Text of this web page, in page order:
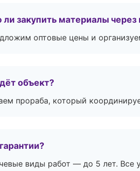
закупить материалы через
оптовые цены и
объект?
прораба, который
виды работ — до 5 лет. Все